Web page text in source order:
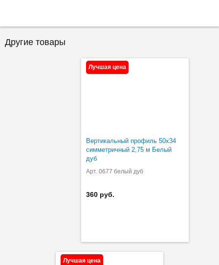
Другие товары
Лучшая цена
Вертикальный профиль 50х34
симметричный 2,75 м Белый
дуб
Арт. 0677 белый дуб
360 руб.
Лучшая цена